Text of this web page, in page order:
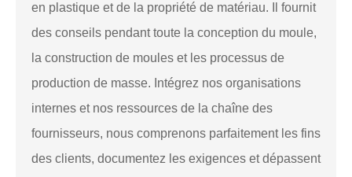
en plastique et de la propriété de matériau. Il fournit
des conseils pendant toute la conception du moule,
la construction de moules et les processus de
production de masse. Intégrez nos organisations
internes et nos ressources de la chaîne des
fournisseurs, nous comprenons parfaitement les fins
des clients, documentez les exigences et dépassent